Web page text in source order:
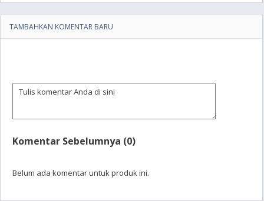
TAMBAHKAN KOMENTAR BARU
Komentar Sebelumnya (0)
Belum ada komentar untuk produk ini.